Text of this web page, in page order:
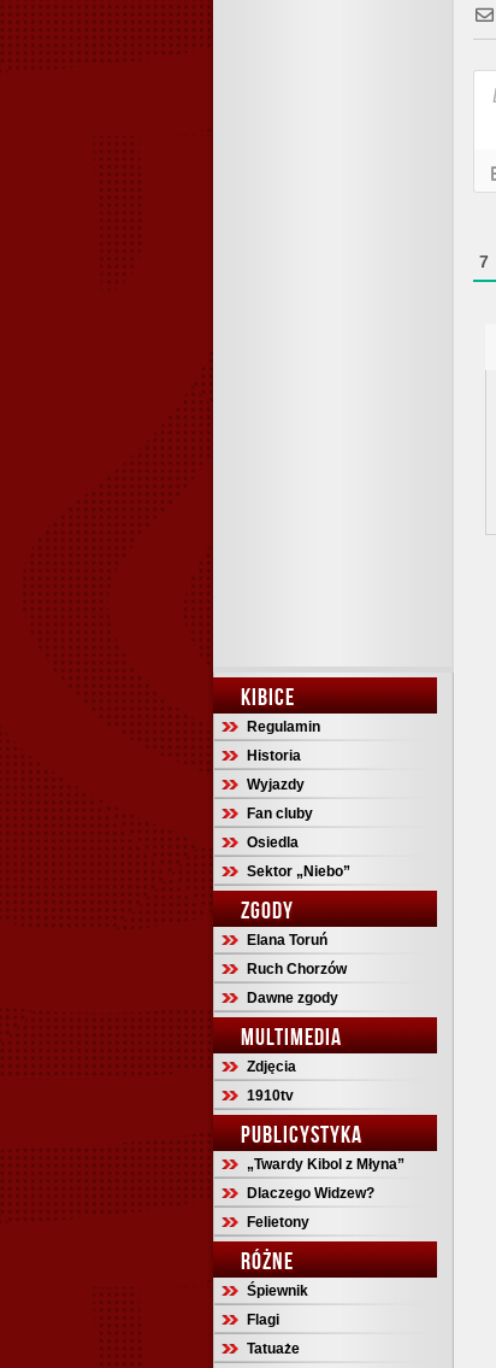
KIBICE
Regulamin
Historia
Wyjazdy
Fan cluby
Osiedla
Sektor „Niebo”
ZGODY
Elana Toruń
Ruch Chorzów
Dawne zgody
MULTIMEDIA
Zdjęcia
1910tv
PUBLICYSTYKA
„Twardy Kibol z Młyna”
Dlaczego Widzew?
Felietony
RÓŻNE
Śpiewnik
Flagi
Tatuaże
7